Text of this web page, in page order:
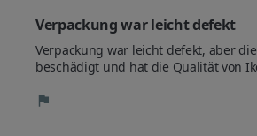
Verpackung war leicht defekt
Verpackung war leicht defekt, aber
beschädigt und hat die Qualität von